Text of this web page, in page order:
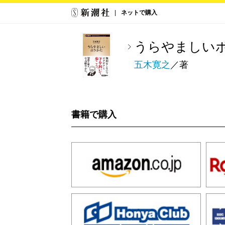
ネットで購入
うらやましい
五木寛之 ／著
書籍で購入